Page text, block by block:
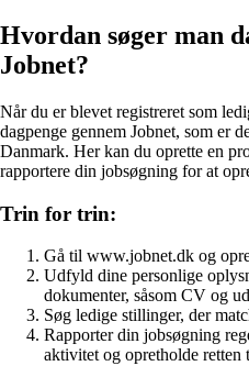
Hvordan søger man
Jobnet?
Når du er blevet registreret som
dagpenge gennem Jobnet, som er
Danmark. Her kan du oprette en
rapportere din jobsøgning for at
Trin for trin:
Gå til www.jobnet.dk og
Udfyld dine personlige
dokumenter, såsom CV og
Søg ledige stillinger, der
Rapporter din jobsøgning
aktivitet og opretholde retten